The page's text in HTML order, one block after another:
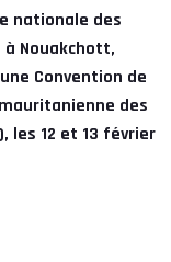
nationale des
Nouakchott,
Convention de
des
les 12 et 13 février